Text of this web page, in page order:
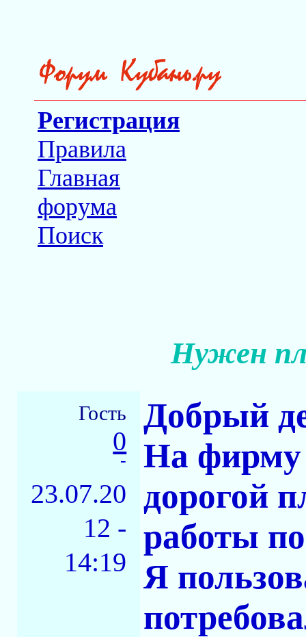
Регистрация
Правила
Главная
форума
Поиск
Нужен
Гость
0
-
23.07.20
12 -
14:19
Добрый
На фирму
дорогой
работы
Я